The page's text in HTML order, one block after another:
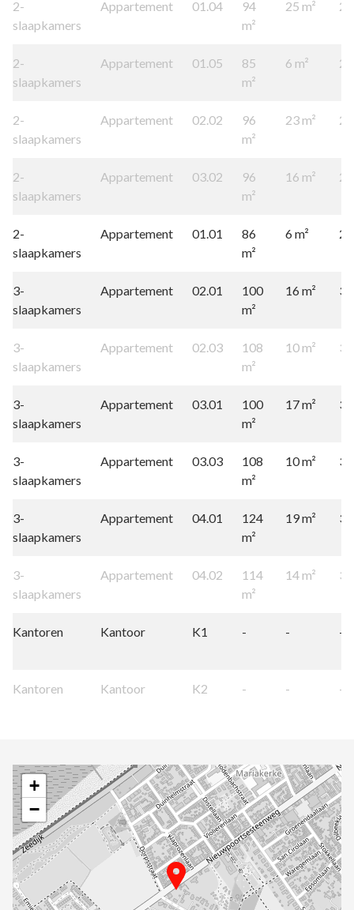
2-
slaapkamers
Appartement 01.04
94
m²
25 m² 2
2-
slaapkamers
Appartement 01.05
85
m²
6 m² 2
2-
slaapkamers
Appartement 02.02
96
m²
23 m² 2
2-
slaapkamers
Appartement 03.02
96
m²
16 m² 2
2-
slaapkamers
Appartement 01.01
86
m²
6 m² 2
3-
slaapkamers
Appartement 02.01
100
m²
16 m² 3
3-
slaapkamers
Appartement 02.03
108
m²
10 m² 3
3-
slaapkamers
Appartement 03.01
100
m²
17 m² 3
3-
slaapkamers
Appartement 03.03
108
m²
10 m² 3
3-
slaapkamers
Appartement 04.01
124
m²
19 m² 3
3-
slaapkamers
Appartement 04.02
114
m²
14 m² 3
Kantoren Kantoor K1 - - -
Kantoren Kantoor K2 - - -
+
−